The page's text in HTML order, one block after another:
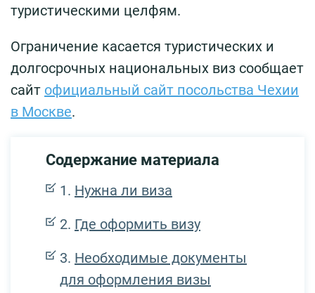
туристическими целфям.
Ограничение касается туристических и
долгосрочных национальных виз сообщает
сайт официальный сайт посольства Чехии
в Москве.
Содержание материала
Нужна ли виза
Где оформить визу
Необходимые документы
для оформления визы